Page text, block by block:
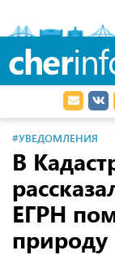
cher
#УВЕДОМЛЕНИЯ
В
ЕГРН
природу